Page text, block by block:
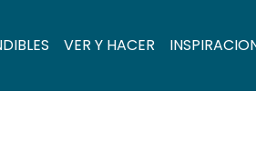
VER Y HACER